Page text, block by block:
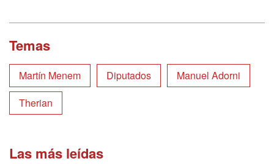
Temas
Martín Menem Diputados
Manuel Adorni
Therian
Las más leídas